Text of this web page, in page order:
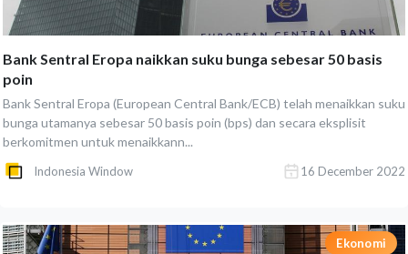
Bank Sentral Eropa naikkan suku bunga sebesar 50 basis
poin
Bank Sentral Eropa (European Central Bank/ECB) telah menaikkan suku
bunga utamanya sebesar 50 basis poin (bps) dan secara eksplisit
berkomitmen untuk menaikkann...
Indonesia Window 16 December 2022
Ekonomi